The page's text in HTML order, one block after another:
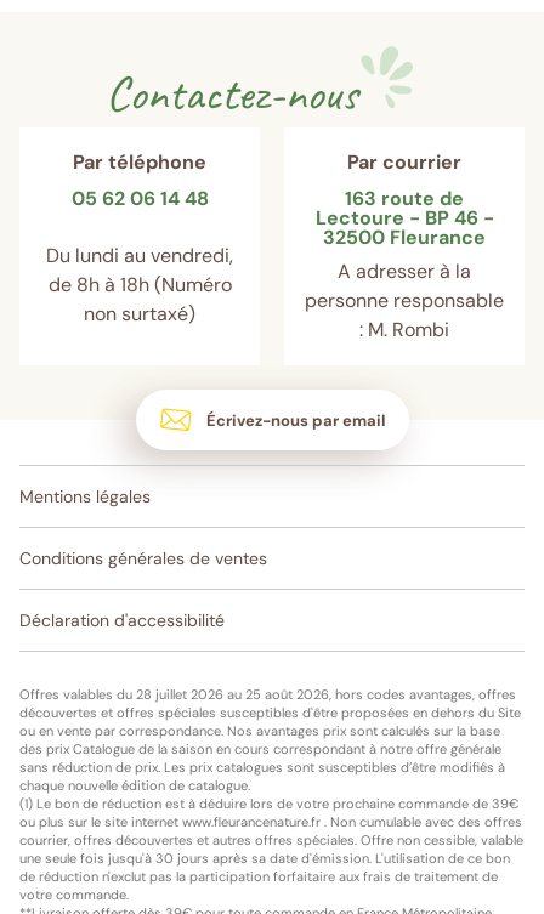
Contactez-nous
Par téléphone
05 62 06 14 48
Du lundi au vendredi,
de 8h à 18h (Numéro
non surtaxé)
Par courrier
163 route de
Lectoure - BP 46 -
32500 Fleurance
A adresser à la
personne responsable
: M. Rombi
Écrivez-nous par email
Mentions légales
Conditions générales de ventes
Déclaration d'accessibilité
Offres valables du 28 juillet 2026 au 25 août 2026, hors codes avantages, offres
découvertes et offres spéciales susceptibles d'être proposées en dehors du Site
ou en vente par correspondance. Nos avantages prix sont calculés sur la base
des prix Catalogue de la saison en cours correspondant à notre offre générale
sans réduction de prix. Les prix catalogues sont susceptibles d’être modifiés à
chaque nouvelle édition de catalogue.
(1) Le bon de réduction est à déduire lors de votre prochaine commande de 39€
ou plus sur le site internet www.fleurancenature.fr . Non cumulable avec des offres
courrier, offres découvertes et autres offres spéciales. Offre non cessible, valable
une seule fois jusqu'à 30 jours après sa date d'émission. L'utilisation de ce bon
de réduction n'exclut pas la participation forfaitaire aux frais de traitement de
votre commande.